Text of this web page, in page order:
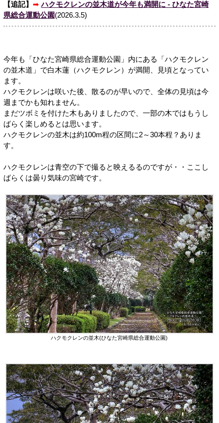
【追記】 ➡ ハクモクレンの並木道が今年も満開に - ひなた宮崎
県総合運動公園(2026.3.5)
今年も「ひなた宮崎県総合運動公園」内にある「ハクモクレン
の並木道」で白木蓮（ハクモクレン）が満開、見頃となってい
ます。
ハクモクレンは咲いた後、散るのが早いので、全体の見頃は今
週までかも知れません。
まだツボミを付けた木もありましたので、一部の木ではもうし
ばらく楽しめるとは思います。
ハクモクレンの並木は約100m程の区間に2～30本程？ありま
す。
ハクモクレンは青空の下で撮ると映えるるのですが・・ここし
ばらくは曇り気味の宮崎です。
ハクモクレンの並木(ひなた宮崎県総合運動公園)